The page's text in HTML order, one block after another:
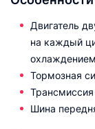
Двигатель
на каждый
охлаждением
Тормозная
Шина